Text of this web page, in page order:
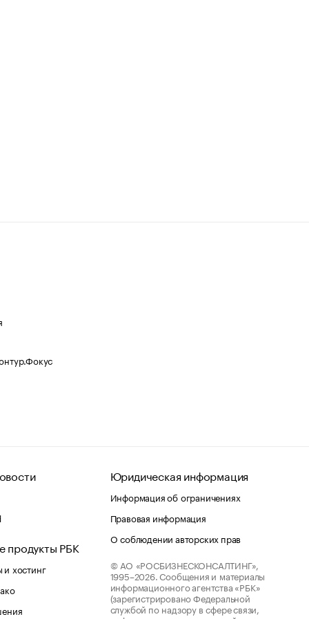
продукты РБК
хостинг
Юридическая информация
Информация об ограничениях
Правовая информация
О соблюдении авторских прав
© АО «РОСБИЗНЕСКОНСАЛТИНГ»,
1995–2026. Сообщения и материалы
информационного агентства «РБК»
(зарегистрировано Федеральной
службой по надзору в сфере связи,